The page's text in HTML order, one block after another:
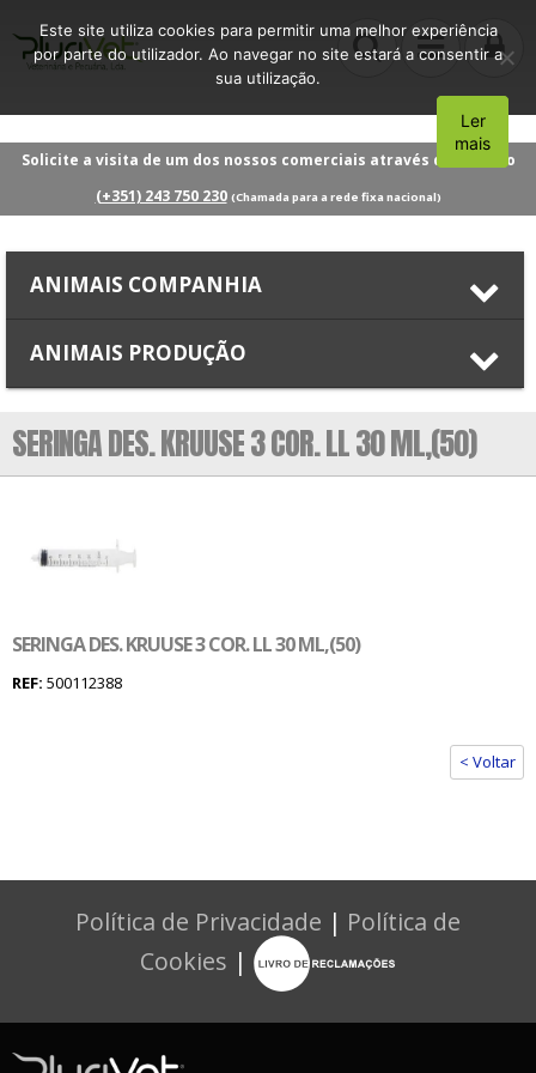
Solicite a visita de um dos nossos comerciais através do número
(+351) 243 750 230 (Chamada para a rede fixa nacional)
ANIMAIS COMPANHIA
ANIMAIS PRODUÇÃO
SERINGA DES. KRUUSE 3 COR. LL 30 ML,(50)
SERINGA DES. KRUUSE 3 COR. LL 30 ML,(50)
REF: 500112388
< Voltar
Política de Privacidade | Política de
Cookies |
Este site utiliza cookies para permitir uma melhor experiência
por parte do utilizador. Ao navegar no site estará a consentir a
sua utilização.
Aceito
Ler
mais